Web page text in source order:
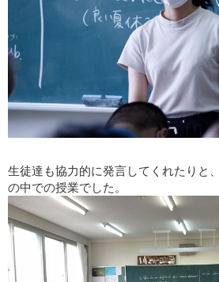
生徒達も協力的に発言してくれたりと
の中での授業でした。